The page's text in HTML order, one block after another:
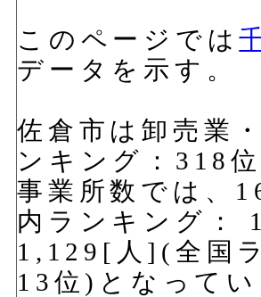
このページでは
データを示す。
佐倉市は卸売業
ンキング：318
事業所数では、
内ランキング：
1,129[人](全国
13位)となってい